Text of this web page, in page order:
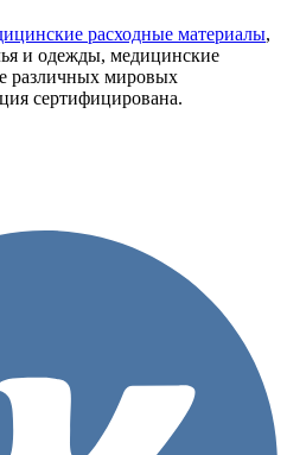
расходные материалы,
и одежды, медицинские
различных мировых
сертифицирована.